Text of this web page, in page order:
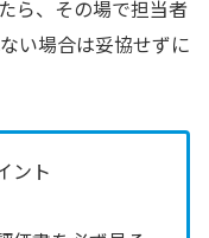
ら、その場で担当者
い場合は妥協せずに
ント